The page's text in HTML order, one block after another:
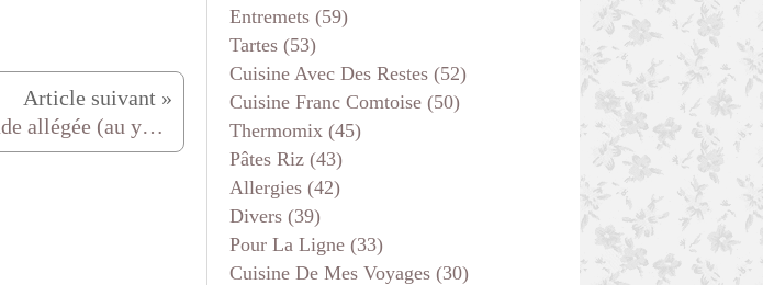
Sauce pour salade allégée (au yaourt)
Entremets (59)
Tartes (53)
Cuisine Avec Des Restes (52)
Cuisine Franc Comtoise (50)
Thermomix (45)
Pâtes Riz (43)
Allergies (42)
Divers (39)
Pour La Ligne (33)
Cuisine De Mes Voyages (30)